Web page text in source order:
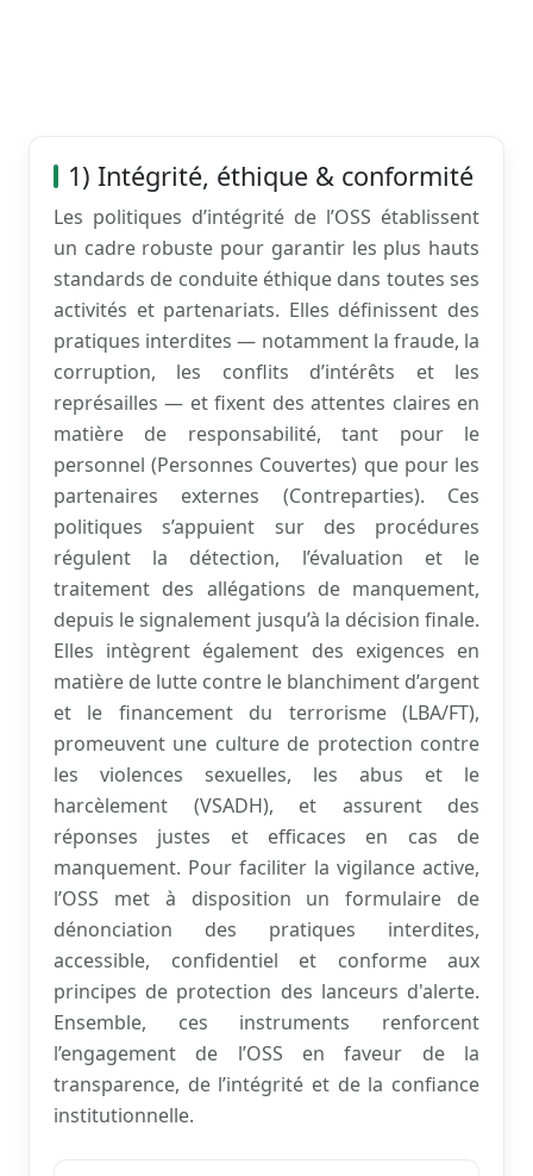
1) Intégrité, éthique & conformité
Les politiques d’intégrité de l’OSS établissent
un cadre robuste pour garantir les plus hauts
standards de conduite éthique dans toutes ses
activités et partenariats. Elles définissent des
pratiques interdites — notamment la fraude, la
corruption, les conflits d’intérêts et les
représailles — et fixent des attentes claires en
matière de responsabilité, tant pour le
personnel (Personnes Couvertes) que pour les
partenaires externes (Contreparties). Ces
politiques s’appuient sur des procédures
régulent la détection, l’évaluation et le
traitement des allégations de manquement,
depuis le signalement jusqu’à la décision finale.
Elles intègrent également des exigences en
matière de lutte contre le blanchiment d’argent
et le financement du terrorisme (LBA/FT),
promeuvent une culture de protection contre
les violences sexuelles, les abus et le
harcèlement (VSADH), et assurent des
réponses justes et efficaces en cas de
manquement. Pour faciliter la vigilance active,
l’OSS met à disposition un formulaire de
dénonciation des pratiques interdites,
accessible, confidentiel et conforme aux
principes de protection des lanceurs d'alerte.
Ensemble, ces instruments renforcent
l’engagement de l’OSS en faveur de la
transparence, de l’intégrité et de la confiance
institutionnelle.